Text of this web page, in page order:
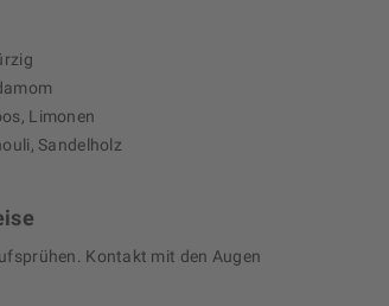
Limonen
Sandelholz
Kontakt mit den Augen